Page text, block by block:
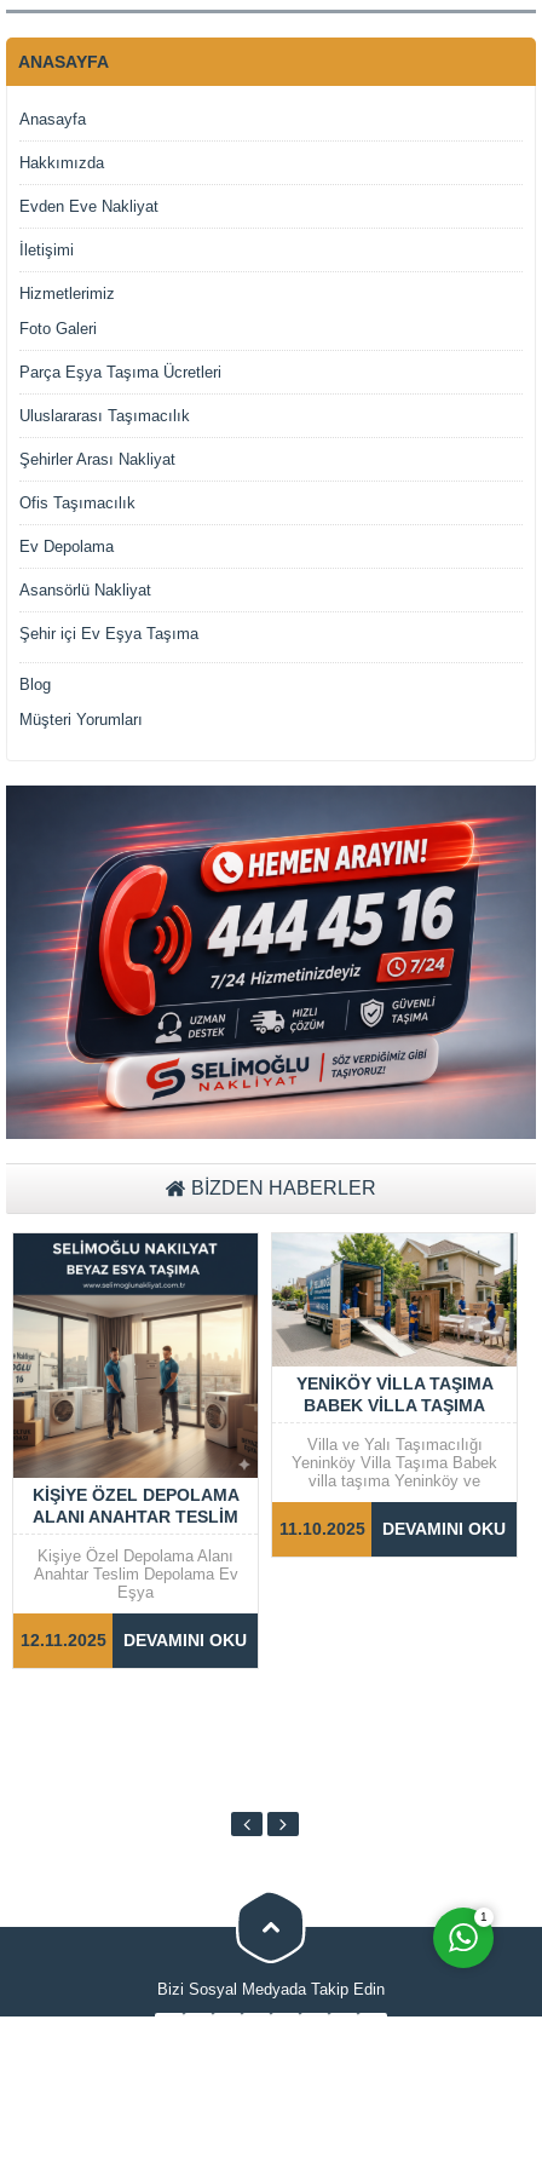
ANASAYFA
Anasayfa
Hakkımızda
Evden Eve Nakliyat
İletişimi
Hizmetlerimiz
Foto Galeri
Parça Eşya Taşıma Ücretleri
Uluslararası Taşımacılık
Şehirler Arası Nakliyat
Ofis Taşımacılık
Ev Depolama
Asansörlü Nakliyat
Şehir içi Ev Eşya Taşıma
Blog
Müşteri Yorumları
BİZDEN HABERLER
KIŞIYE ÖZEL DEPOLAMA
ALANI ANAHTAR TESLIM
DEPOLAMA EV EŞYA
Kişiye Özel Depolama Alanı
Anahtar Teslim Depolama Ev
Eşya
12.11.2025 DEVAMINI OKU
YENIKÖY VILLA TAŞIMA
BABEK VILLA TAŞIMA
Villa ve Yalı Taşımacılığı
Yeninköy Villa Taşıma Babek
villa taşıma Yeninköy ve
Bebek gibi prestijli semtlerde
taşıma işlemleri, dikkat ve
özen gerektiren bir süreçtir.
11.10.2025 DEVAMINI OKU
Bizi Sosyal Medyada Takip Edin
Müşteri Temsilcisi Fiyat Teklif
al
1